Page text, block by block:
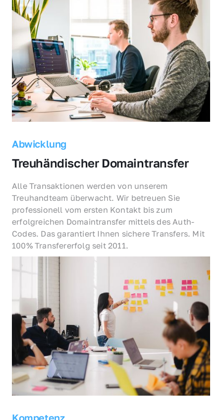
Abwicklung
Treuhändischer Domaintransfer
Alle Transaktionen werden von unserem
Treuhandteam überwacht. Wir betreuen Sie
professionell vom ersten Kontakt bis zum
erfolgreichen Domaintransfer mittels des Auth-
Codes. Das garantiert Ihnen sichere Transfers. Mit
100% Transfererfolg seit 2011.
Kompetenz